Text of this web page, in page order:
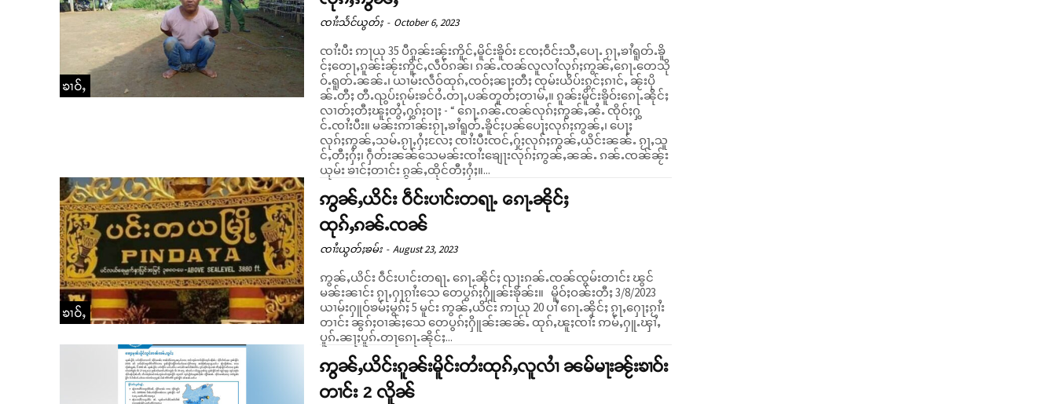
ၶၢဝ်ႇ
ၸၢႆးသႅင်ယွတ်ႈ - October 6, 2023
ၸၢႆးပီး ဢႃယု 35 ပီၵူၼ်းၼႂ်းဢိူင်ႇမိူင်းၶိူဝ်း ၸႄႈဝဵင်းသီႇပေႃႉ ၵႂႃႇၶၢႆရူတ်ႉၶိူ
င်ႈတေႃႇၵူၼ်းၼႂ်းဢိူင်ႇလဵဝ်ၵၼ်၊ ၵၼ်ႉၸၼ်လူလၢႆလုၵ်ႈဢွၼ်ႇၵေႃႉတေသို
ဝ်ႉရူတ်ႉၼၼ်ႉ၊ ယၢမ်းလဵဝ်ထုၵ်ႇၸဝ်ႈၼႃႈတီႈ ၸုမ်းယိပ်းၵွင်ႈၵၢင်ႇ ၼႂ်းပို
ၼ်ႉတီႈ တီႉၺွပ်းၵုမ်းၶင်ဝႆႉတႃႇပၼ်တူတ်ႈတၢမ်ႇ။ ၵူၼ်းမိူင်းၶိူဝ်းၵေႃႉၼိုင်ႈ
လၢတ်ႈတီႈၽူႈတွႆႇႁွၵ်ႈဝႃႈ - “ ၵေႃႉၵၼ်ႉၸၼ်လုၵ်ႈဢွၼ်ႇၼႆႉ ၸိုဝ်ႈႁွ
င်ႉၸၢႆးပီး။ မၼ်းဢၢၼ်းၵႂႃႇၶၢႆရူတ်ႉၶိူင်ႈပၼ်ပေႃႈလုၵ်ႈဢွၼ်ႇ၊ ပေႃႈ
လုၵ်ႈဢွၼ်ႇသမ်ႉၵႂႃႇႁႆႈလႄႈ ၸၢႆးပီးၸင်ႇႁႂ်ႈလုၵ်ႈဢွၼ်ႇယိင်းၼၼ်ႉ ၵႂႃႇသူ
င်ႇတီႈႁႆႈ၊ ႁဵတ်းၼၼ်သေမၼ်းၸၢႆးၶျေႃးလုၵ်ႈဢွၼ်ႇၼၼ်ႉ ၵၼ်ႉၸၼ်ၼႂ်း
ယုမ်း ၶၢင်ႈတၢင်း ၵွၼ်ႇထိုင်တီႈႁႆႈ။...
ၶၢဝ်ႇ
ဢွၼ်ႇယိင်း ဝဵင်းပၢင်းတရႃႉ ၵေႃႉၼိုင်ႈ
ထုၵ်ႇၵၼ်ႉၸၼ်
ၸၢႆးယွတ်ႈၶမ်း - August 23, 2023
ဢွၼ်ႇယိင်း ဝဵင်းပၢင်းတရႃႉ ၵေႃႉၼိုင်ႈ ၺႃးၵၼ်ႉၸၼ်ၸွမ်းတၢင်း ၽွင်
မၼ်းၼၢင်း ၵႂႃႇႁႃၵႂၢႆးသေ တေပွၵ်ႈႁိူၼ်းၶိုၼ်း။ မိူဝ်ႈဝၼ်းတီႈ 3/8/2023
ယၢမ်းႁူဝ်ၶမ်ႈမွၵ်ႈ 5 မူင်း ဢွၼ်ႇယိင်း ဢႃယု 20 ပၢႆ ၵေႃႉၼိုင်ႈ ၵႂႃႇႁေႃႈၵႂၢႆး
တၢင်း ၼွၵ်ႈဝၢၼ်ႈသေ တေပွၵ်ႈႁိူၼ်းၼၼ်ႉ ထုၵ်ႇၽူႈၸၢႆး ဢမ်ႇႁူႉၾၢႆႇ
ပူၵ်ႉၼႃႈပူၵ်ႉတႃၵေႃႉၼိုင်ႈ...
ဢွၼ်ႇယိင်းၵူၼ်းမိူင်းတႆးထုၵ်ႇလူလၢႆ ၼမ်မႃးၼႂ်းၶၢဝ်း
တၢင်း 2 လိူၼ်